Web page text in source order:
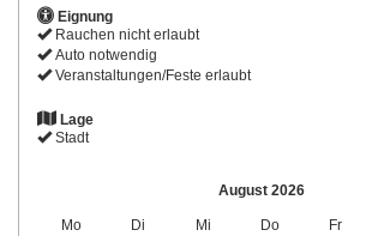
Eignung
Rauchen nicht erlaubt
Auto notwendig
Veranstaltungen/Feste erlaubt
Lage
Stadt
August 2026
Mo Di Mi Do Fr